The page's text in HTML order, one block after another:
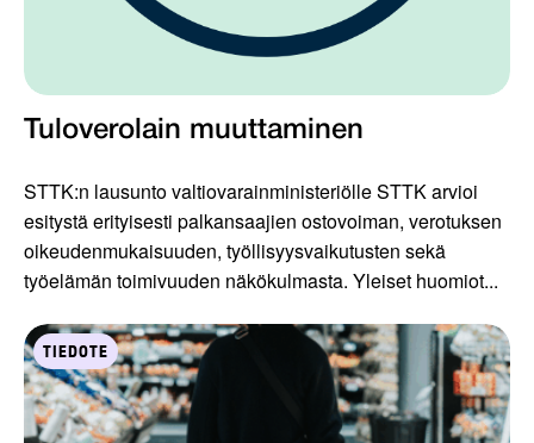
Tuloverolain muuttaminen
STTK:n lausunto valtiovarainministeriölle STTK arvioi
esitystä erityisesti palkansaajien ostovoiman, verotuksen
oikeudenmukaisuuden, työllisyysvaikutusten sekä
työelämän toimivuuden näkökulmasta. Yleiset huomiot...
TIEDOTE